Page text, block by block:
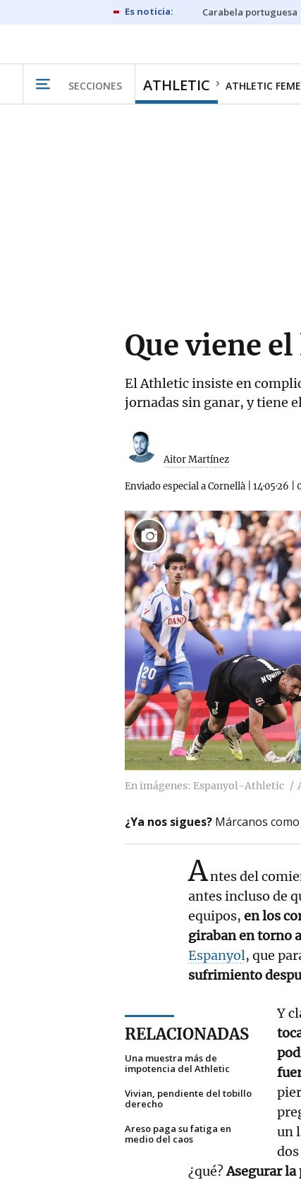
Carabela portuguesa
SECCIONES ATHLETIC ATHLETIC
Que viene
El Athletic insiste en
jornadas sin ganar, y tiene
Aitor Martínez
Enviado especial a Cornellà 14·05·26
75
En imágenes: Espanyol-Athletic
¿Ya nos sigues? Márcanos
Antes del
antes incluso de
equipos, en los
giraban en torno
Espanyol, que
sufrimiento
RELACIONADAS
Una muestra más de
impotencia del Athletic
Vivian, pendiente del tobillo
derecho
Areso paga su fatiga en
medio del caos
Y
un
¿qué?Asegurar la